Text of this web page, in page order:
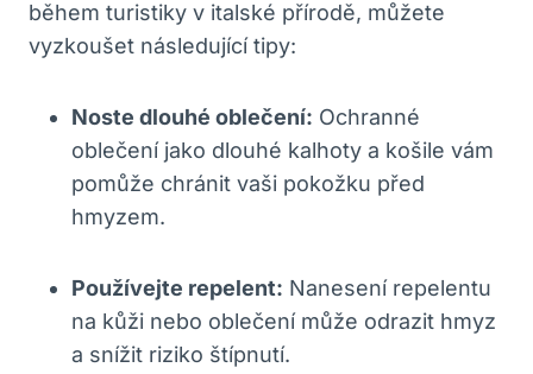
během turistiky v italské přírodě, můžete
vyzkoušet následující tipy:
Noste dlouhé oblečení: Ochranné
oblečení jako dlouhé kalhoty a košile vám
pomůže chránit vaši pokožku před
hmyzem.
Používejte repelent: Nanesení repelentu
na kůži nebo oblečení může odrazit hmyz
a snížit riziko štípnutí.